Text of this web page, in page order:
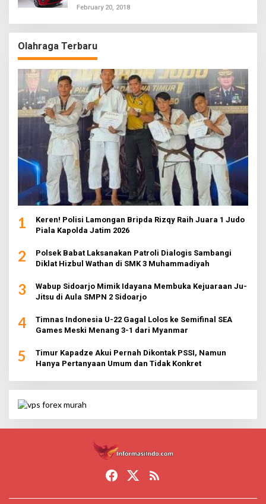
February 20, 2018
Olahraga Terbaru
1
Keren! Polisi Lamongan Bripda Rizqy Raih Juara 1 Judo
Piala Kapolda Jatim 2026
2
Polsek Babat Laksanakan Patroli Dialogis Sambangi
Diklat Hizbul Wathan di SMK 3 Muhammadiyah
3
Wabup Sidoarjo Mimik Idayana Membuka Kejuaraan Ju-
Jitsu di Aula SMPN 2 Sidoarjo
4
Timnas Indonesia U-22 Gagal Lolos ke Semifinal SEA
Games Meski Menang 3-1 dari Myanmar
5
Timur Kapadze Akui Pernah Dikontak PSSI, Namun
Hanya Pertanyaan Umum dan Tidak Konkret